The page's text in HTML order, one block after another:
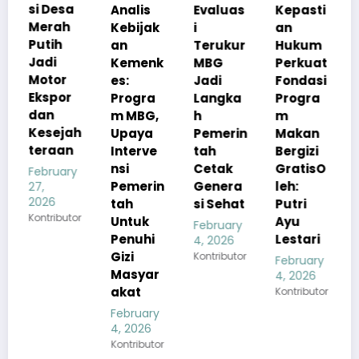
Analis
Kebijak
an
Kemenk
es:
Progra
m MBG,
Upaya
Interve
nsi
Pemerin
tah
Untuk
Evaluas
i
Terukur
MBG
Jadi
Langka
h
Pemerin
tah
Cetak
Genera
si Sehat
February
4, 2026
Kontributor
Kepasti
Hukum
Perkuat
Fondasi
Progra
m
Makan
Bergizi
GratisO
leh:
Putri
Ayu
Lestari
February
Apresia
si
Pemerin
tah
Pastika
n
Kualita
s Menu
MBG
Tetap
Sesuai
Standar
Gizi
February
4, 2026
Kontributor